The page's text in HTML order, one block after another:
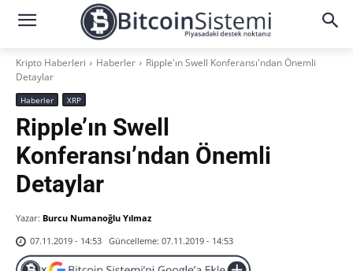
Kripto Haberleri Haberler
Ripple'ın Swell Konferansı'ndan Önemli
Detaylar
Haberler XRP
Ripple’ın Swell
Konferansı’ndan Önemli
Detaylar
Yazar: Burcu Numanoğlu Yılmaz
07.11.2019 - 14:53 Güncelleme: 07.11.2019 - 14:53